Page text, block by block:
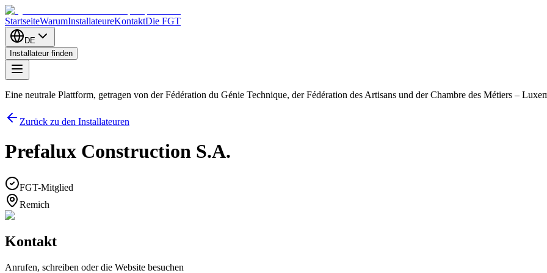
StartseiteWarumInstallateureKontaktDie FGT
DE
Installateur finden
Eine neutrale Plattform, getragen von der Fédération du Génie Technique, der Fédération des Artisans und der Chambre des Métiers –
Zurück zu den Installateuren
Prefalux Construction S.A.
FGT-Mitglied
Remich
Kontakt
Anrufen, schreiben oder die Website besuchen